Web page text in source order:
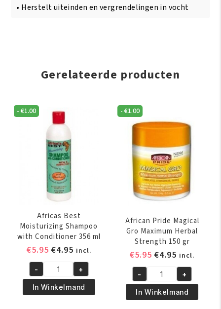
• Herstelt uiteinden en vergrendelingen in vocht
Gerelateerde producten
-€1.00
Africas Best
Moisturizing Shampoo
with Conditioner 356 ml
€5.95 Oorspronkelijke
was:
€5.95.
€4.95Huidige
prijs
is:
€4.95.
incl.
Africas
Best
Moisturizing
- +
In Winkelmand
-€1.00
African Pride Magical
Gro Maximum Herbal
Strength 150 gr
€5.95
was:
€5.95.
€4.95 Huidige
prijs
is:
€4.95.
incl.
African
Pride
Magical
- +
In Winkelmand